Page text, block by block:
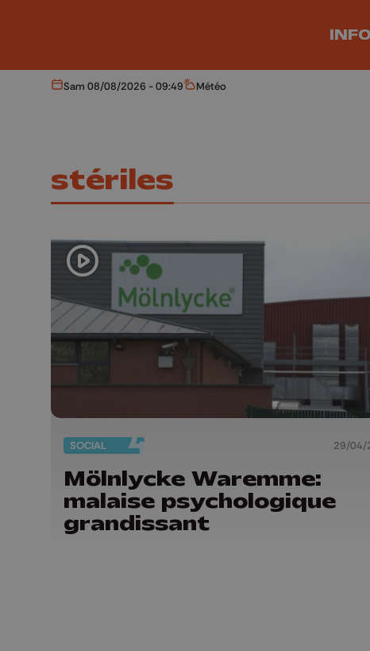
Aujourd'hui
Sam 08/08/2026 - 09:49 Météo
Météo
stériles
SOCIAL 29/04/
Mölnlycke Waremme:
malaise psychologique
grandissant